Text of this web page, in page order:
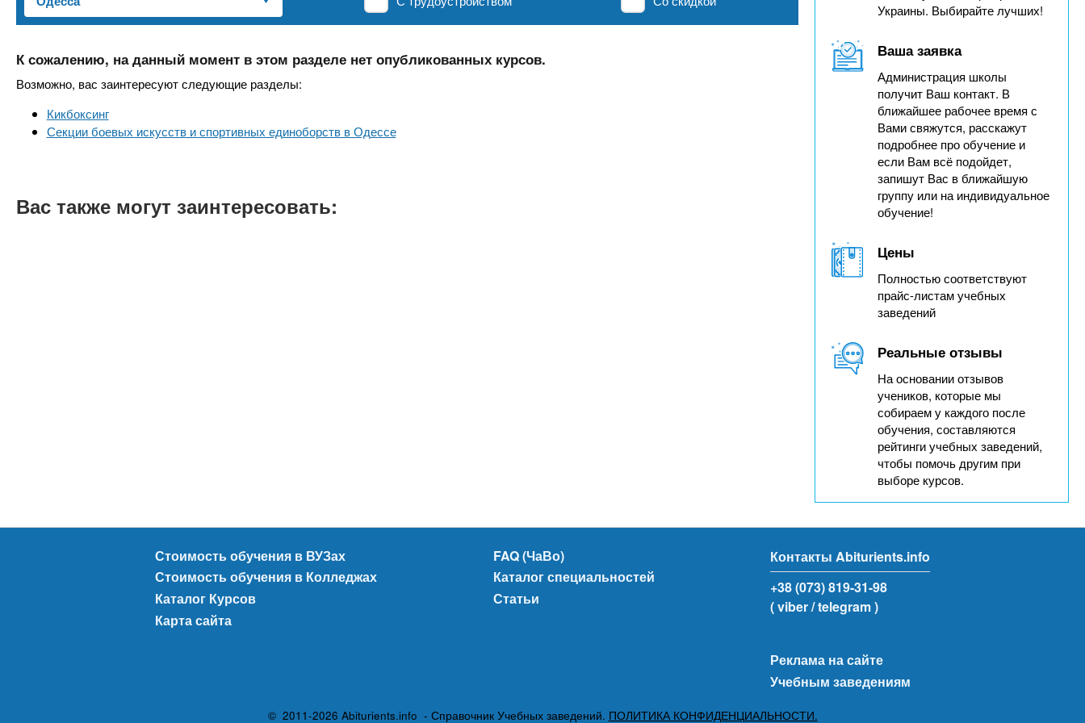
n
t
s
i
n
х
з
а
в
й
К сожалению, на данный момент в этом разделе нет опубликованных курсов.
Возможно, вас заинтересуют следующие разделы:
Кикбоксинг
Секции боевых искусств и спортивных единоборств в Одессе
Вас также могут заинтересовать:
Украины. Выбирайте лучших!
Ваша заявка
Администрация школы
получит Ваш контакт. В
ближайшее рабочее время с
Вами свяжутся, расскажут
подробнее про обучение и
если Вам всё подойдет,
запишут Вас в ближайшую
группу или на индивидуальное
обучение!
Цены
Полностью соответствуют
прайс-листам учебных
заведений
Реальные отзывы
На основании отзывов
учеников, которые мы
собираем у каждого после
обучения, составляются
рейтинги учебных заведений,
чтобы помочь другим при
выборе курсов.
Стоимость обучения в ВУЗах
Стоимость обучения в Колледжах
Каталог Курсов
Карта сайта
FAQ (ЧаВо)
Каталог специальностей
Статьи
Контакты Abiturients.info
+38 (073) 819-31-98
( viber/ telegram )
Реклама на сайте
Учебным заведениям
© 2011-2026 Abiturients.info - Справочник Учебных заведений. ПОЛИТИКА КОНФИДЕНЦИАЛЬНОСТИ.